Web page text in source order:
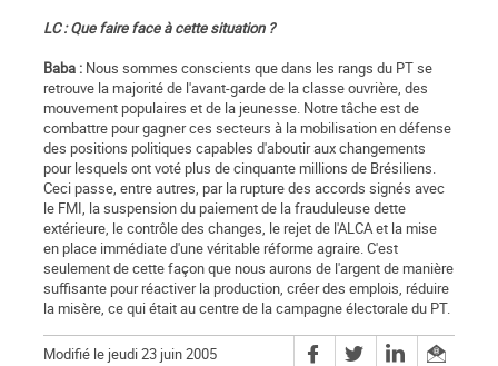
LC : Que faire face à cette situation ?
Baba : Nous sommes conscients que dans les rangs du PT se
retrouve la majorité de l'avant-garde de la classe ouvrière, des
mouvement populaires et de la jeunesse. Notre tâche est de
combattre pour gagner ces secteurs à la mobilisation en défense
des positions politiques capables d'aboutir aux changements
pour lesquels ont voté plus de cinquante millions de Brésiliens.
Ceci passe, entre autres, par la rupture des accords signés avec
le FMI, la suspension du paiement de la frauduleuse dette
extérieure, le contrôle des changes, le rejet de l'ALCA et la mise
en place immédiate d'une véritable réforme agraire. C'est
seulement de cette façon que nous aurons de l'argent de manière
suffisante pour réactiver la production, créer des emplois, réduire
la misère, ce qui était au centre de la campagne électorale du PT.
Modifié le jeudi 23 juin 2005